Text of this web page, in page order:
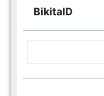
BikitaID